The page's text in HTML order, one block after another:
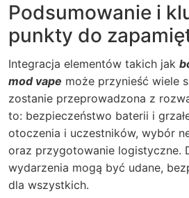
Podsumowanie i
punkty do
Integracja elementów takich jak
mod vape może przynieść wiele
zostanie przeprowadzona z
to: bezpieczeństwo baterii i
otoczenia i uczestników, wybór
oraz przygotowanie logistyczne.
wydarzenia mogą być udane,
dla wszystkich.